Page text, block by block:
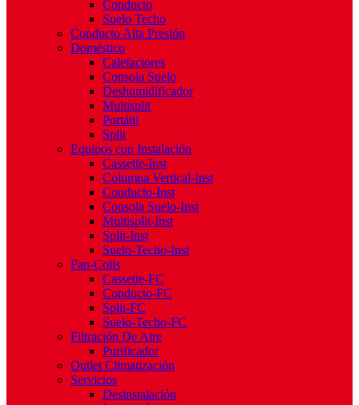
Conducto
Suelo Techo
Conducto Alta Presión
Doméstico
Calefactores
Consola Suelo
Deshumidificador
Multisplit
Portátil
Split
Equipos con Instalación
Cassette-Inst
Columna Vertical-Inst
Conducto-Inst
Consola Suelo-Inst
Multisplit-Inst
Split-Inst
Suelo-Techo-Inst
Fan-Coils
Cassette-FC
Conducto-FC
Split-FC
Suelo-Techo-FC
Filtración De Aire
Purificador
Outlet Climatización
Servicios
Desinstalación